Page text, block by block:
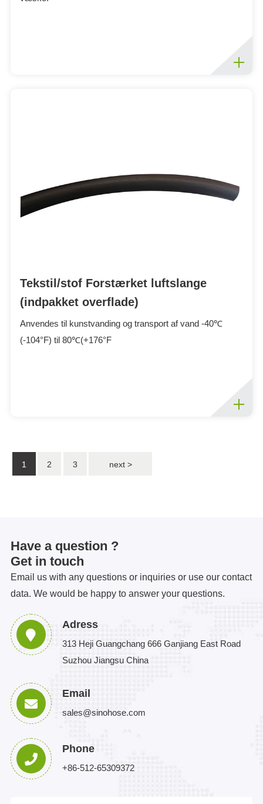
Tekstil/stof Forstærket luftslange
(indpakket overflade)
Anvendes til kunstvanding og transport af vand -40℃
(-104°F) til 80℃(+176°F
1 2 3 next >
Have a question ?
Get in touch
Email us with any questions or inquiries or use our contact
data. We would be happy to answer your questions.
Adress
313 Heji Guangchang 666 Ganjiang East Road
Suzhou Jiangsu China
Email
sales@sinohose.com
Phone
+86-512-65309372